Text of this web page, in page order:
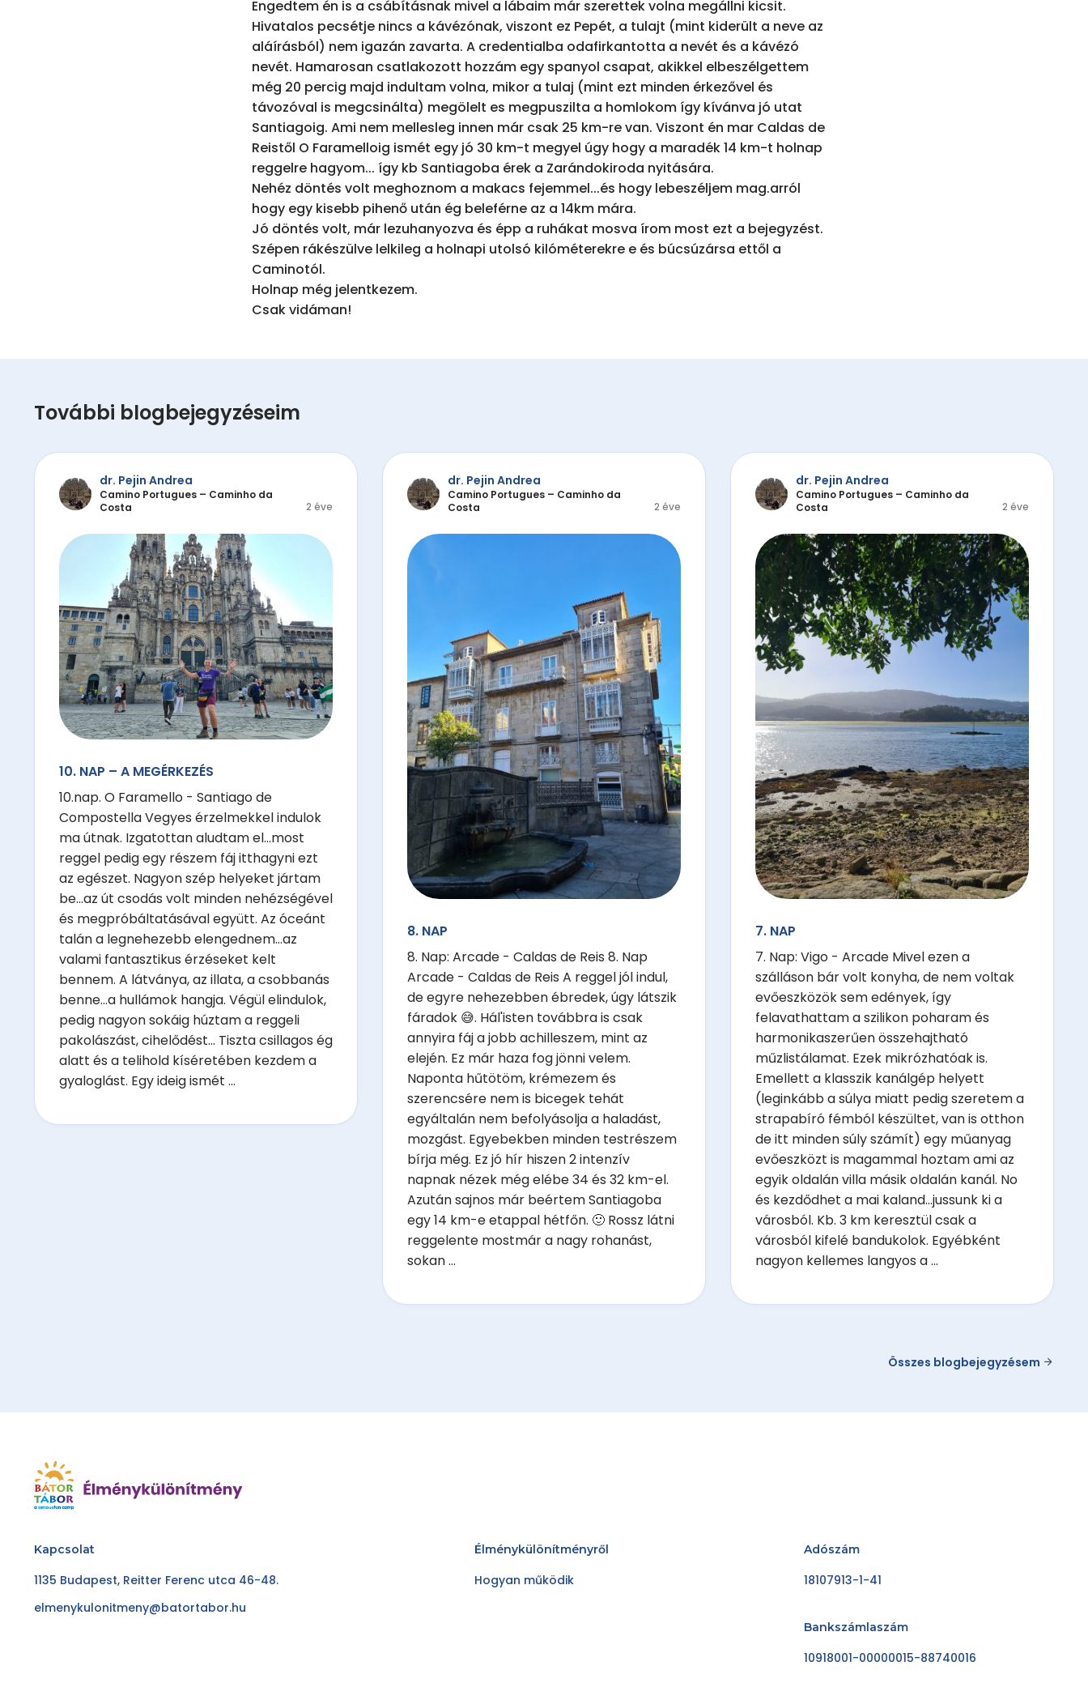
Engedtem én is a csábításnak mivel a lábaim már szerettek volna megállni kicsit.
Hivatalos pecsétje nincs a kávézónak, viszont ez Pepét, a tulajt (mint kiderült a neve az
aláírásból) nem igazán zavarta. A credentialba odafirkantotta a nevét és a kávézó
nevét. Hamarosan csatlakozott hozzám egy spanyol csapat, akikkel elbeszélgettem
még 20 percig majd indultam volna, mikor a tulaj (mint ezt minden érkezővel és
távozóval is megcsinálta) megölelt es megpuszilta a homlokom így kívánva jó utat
Santiagoig. Ami nem mellesleg innen már csak 25 km-re van. Viszont én mar Caldas de
Reistől O Faramelloig ismét egy jó 30 km-t megyel úgy hogy a maradék 14 km-t holnap
reggelre hagyom... így kb Santiagoba érek a Zarándokiroda nyitására.
Nehéz döntés volt meghoznom a makacs fejemmel...és hogy lebeszéljem mag.arról
hogy egy kisebb pihenő után ég beleférne az a 14km mára.
Jó döntés volt, már lezuhanyozva és épp a ruhákat mosva írom most ezt a bejegyzést.
Szépen rákészülve lelkileg a holnapi utolsó kilóméterekre e és búcsúzársa ettől a
Caminotól.
Holnap még jelentkezem.
Csak vidáman!
További blogbejegyzéseim
dr. Pejin Andrea
Camino Portugues – Caminho da
Costa
2 éve
10. NAP – A MEGÉRKEZÉS
10.nap. O Faramello - Santiago de
Compostella Vegyes érzelmekkel indulok
ma útnak. Izgatottan aludtam el...most
reggel pedig egy részem fáj itthagyni ezt
az egészet. Nagyon szép helyeket jártam
be...az út csodás volt minden nehézségével
és megpróbáltatásával együtt. Az óceánt
talán a legnehezebb elengednem...az
valami fantasztikus érzéseket kelt
bennem. A látványa, az illata, a csobbanás
benne...a hullámok hangja. Végül elindulok,
pedig nagyon sokáig húztam a reggeli
pakolászást, cihelődést... Tiszta csillagos ég
alatt és a telihold kíséretében kezdem a
gyaloglást. Egy ideig ismét ...
dr. Pejin Andrea
Camino Portugues – Caminho da
Costa
2 éve
8. NAP
8. Nap: Arcade - Caldas de Reis 8. Nap
Arcade - Caldas de Reis A reggel jól indul,
de egyre nehezebben ébredek, úgy látszik
fáradok 😅. Hál'isten továbbra is csak
annyira fáj a jobb achilleszem, mint az
elején. Ez már haza fog jönni velem.
Naponta hűtötöm, krémezem és
szerencsére nem is bicegek tehát
egyáltalán nem befolyásolja a haladást,
mozgást. Egyebekben minden testrészem
bírja még. Ez jó hír hiszen 2 intenzív
napnak nézek még elébe 34 és 32 km-el.
Azután sajnos már beértem Santiagoba
egy 14 km-e etappal hétfőn. 🙂 Rossz látni
reggelente mostmár a nagy rohanást,
sokan ...
dr. Pejin Andrea
Camino Portugues – Caminho da
Costa
2 éve
7. NAP
7. Nap: Vigo - Arcade Mivel ezen a
szálláson bár volt konyha, de nem voltak
evőeszközök sem edények, így
felavathattam a szilikon poharam és
harmonikaszerűen összehajtható
műzlistálamat. Ezek mikrózhatóak is.
Emellett a klasszik kanálgép helyett
(leginkább a súlya miatt pedig szeretem a
strapabíró fémból készültet, van is otthon
de itt minden súly számít) egy műanyag
evőeszközt is magammal hoztam ami az
egyik oldalán villa másik oldalán kanál. No
és kezdődhet a mai kaland...jussunk ki a
városból. Kb. 3 km keresztül csak a
városból kifelé bandukolok. Egyébként
nagyon kellemes langyos a ...
Összes blogbejegyzésem
Kapcsolat
1135 Budapest, Reitter Ferenc utca 46-48.
elmenykulonitmeny@batortabor.hu
Élménykülönítményről
Hogyan működik
Adószám
18107913-1-41
Bankszámlaszám
10918001-00000015-88740016